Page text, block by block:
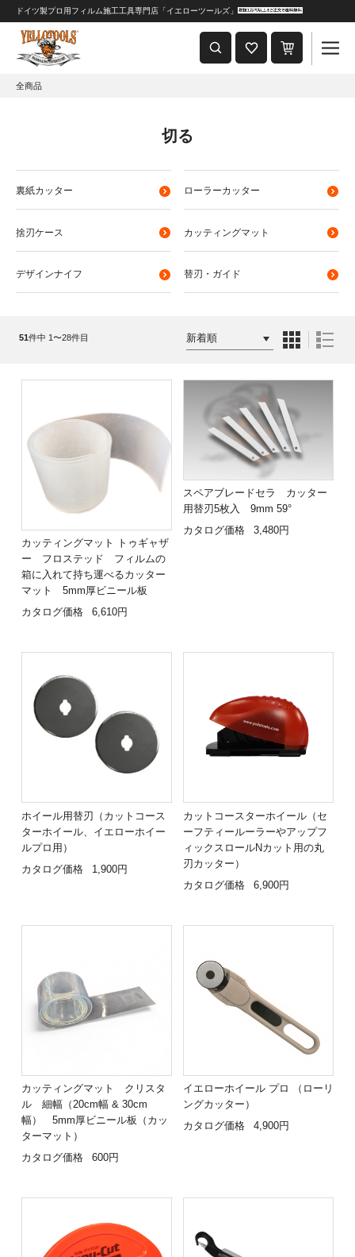
重要なおしらせ
2024年8月1日 価格改定につきまして
ドイツ製プロ用フィルム施工工具専門店「イエローツールズ」
全商品
切る
裏紙カッター ローラーカッター
捨刃ケース カッティングマット
デザインナイフ 替刃・ガイド
51件中 1〜28件目
カッティングマット トゥギャザ
ー フロステッド フィルムの
箱に入れて持ち運べるカッター
マット 5mm厚ビニール板
カタログ価格
6,610円
スペアブレードセラ カッター
用替刃5枚入 9mm 59°
カタログ価格
3,480円
ホイール用替刃（カットコース
ターホイール、イエローホイー
ルプロ用）
カタログ価格
1,900円
カットコースターホイール（セ
ーフティールーラーやアップフ
ィックスロールNカット用の丸
刃カッター）
カタログ価格
6,900円
カッティングマット クリスタ
ル 細幅（20cm幅 & 30cm
幅） 5mm厚ビニール板（カッ
ターマット）
カタログ価格
600円
イエローホイール プロ （ローリ
ングカッター）
カタログ価格
4,900円